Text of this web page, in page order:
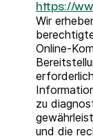
https://
Wir
Online-
zu
und die